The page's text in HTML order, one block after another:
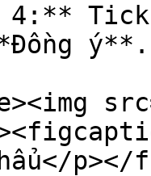
4:**
ý**.